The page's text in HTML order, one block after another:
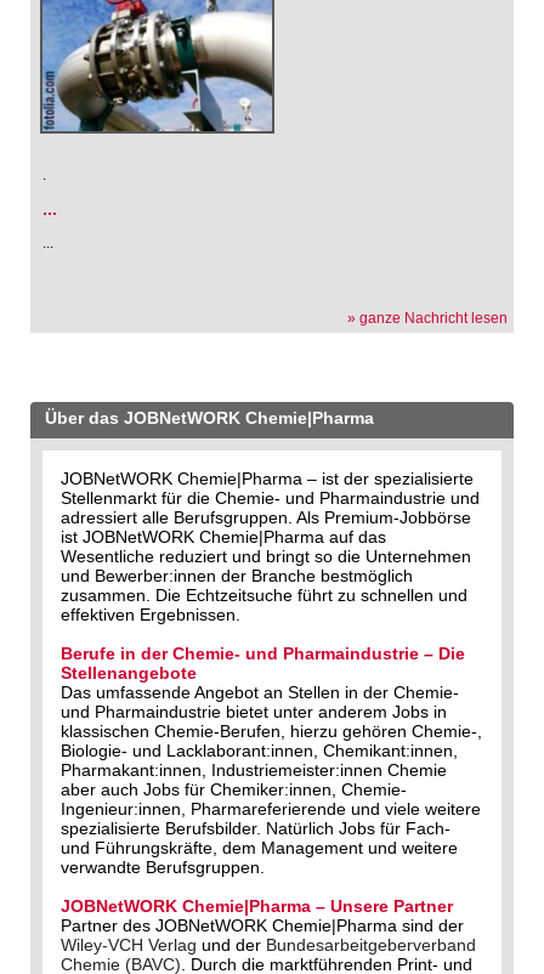
.
...
...
» ganze Nachricht lesen
Über das JOBNetWORK Chemie|Pharma
JOBNetWORK Chemie|Pharma – ist der spezialisierte
Stellenmarkt für die Chemie- und Pharmaindustrie und
adressiert alle Berufsgruppen. Als Premium-Jobbörse
ist JOBNetWORK Chemie|Pharma auf das
Wesentliche reduziert und bringt so die Unternehmen
und Bewerber:innen der Branche bestmöglich
zusammen. Die Echtzeitsuche führt zu schnellen und
effektiven Ergebnissen.
Berufe in der Chemie- und Pharmaindustrie – Die
Stellenangebote
Das umfassende Angebot an Stellen in der Chemie-
und Pharmaindustrie bietet unter anderem Jobs in
klassischen Chemie-Berufen, hierzu gehören Chemie-,
Biologie- und Lacklaborant:innen, Chemikant:innen,
Pharmakant:innen, Industriemeister:innen Chemie
aber auch Jobs für Chemiker:innen, Chemie-
Ingenieur:innen, Pharmareferierende und viele weitere
spezialisierte Berufsbilder. Natürlich Jobs für Fach-
und Führungskräfte, dem Management und weitere
verwandte Berufsgruppen.
JOBNetWORK Chemie|Pharma – Unsere Partner
Partner des JOBNetWORK Chemie|Pharma sind der
Wiley-VCH Verlag und der Bundesarbeitgeberverband
Chemie (BAVC). Durch die marktführenden Print- und